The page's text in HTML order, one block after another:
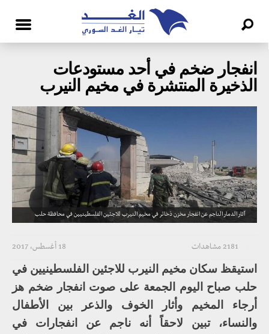
انفجار ضخم في أحد مستودعات
الذخيرة المنتشرة في مخيم النيرب
آثار الدمار الناجم عن انفجار مخزن ذخائر في مخيم النيرب للاجئين الفلسطينيين في محافظة حلب
18 أغسطس، 2017 2181 مشاهدات
استيقظ سكان مخيم النيرب للاجئين الفلسطينيين في
حلب صباح اليوم الجمعة على صوت انفجار ضخم هز
أرجاء المخيم وأثار الخوف والذعر بين الأطفال
والنساء، تبين لاحقاً أنه ناجم عن انفجارات في